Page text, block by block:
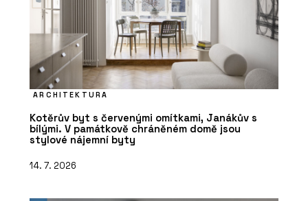
ARCHITEKTURA
Kotěrův byt s červenými omítkami, Janákův s
bílými. V památkově chráněném domě jsou
stylové nájemní byty
14. 7. 2026